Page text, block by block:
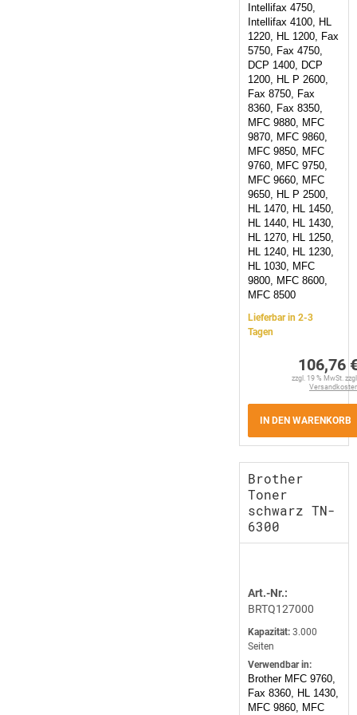
Intellifax 4750,
Intellifax 4100, HL
1220, HL 1200, Fax
5750, Fax 4750,
DCP 1400, DCP
1200, HL P 2600,
Fax 8750, Fax
8360, Fax 8350,
MFC 9880, MFC
9870, MFC 9860,
MFC 9850, MFC
9760, MFC 9750,
MFC 9660, MFC
9650, HL P 2500,
HL 1470, HL 1450,
HL 1440, HL 1430,
HL 1270, HL 1250,
HL 1240, HL 1230,
HL 1030, MFC
9800, MFC 8600,
MFC 8500
Lieferbar in 2-3
Tagen
106,76
zzgl. 19 % MwSt.
IN DEN WARENKORB
Brother
Toner
schwarz TN-
6300
Art.-Nr.:
BRTQ127000
Kapazität: 3.000
Seiten
Verwendbar in:
Brother MFC 9760,
Fax 8360, HL 1430,
MFC 9860, MFC